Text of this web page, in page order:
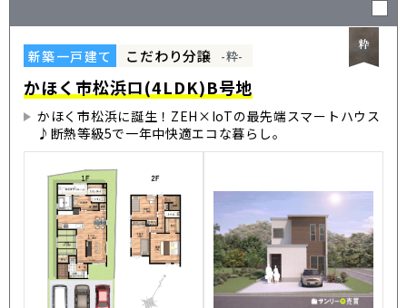
新築一戸建て こだわり分譲 -粋-
かほく市松浜ロ(4LDK)B号地
かほく市松浜に誕生！ZEH×IoTの最先端スマートハウス
♪断熱等級5で一年中快適エコな暮らし。